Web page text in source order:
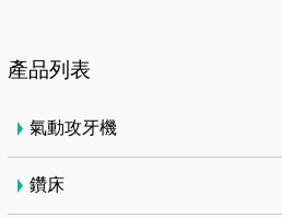
產品列表
氣動攻牙機
鑽床